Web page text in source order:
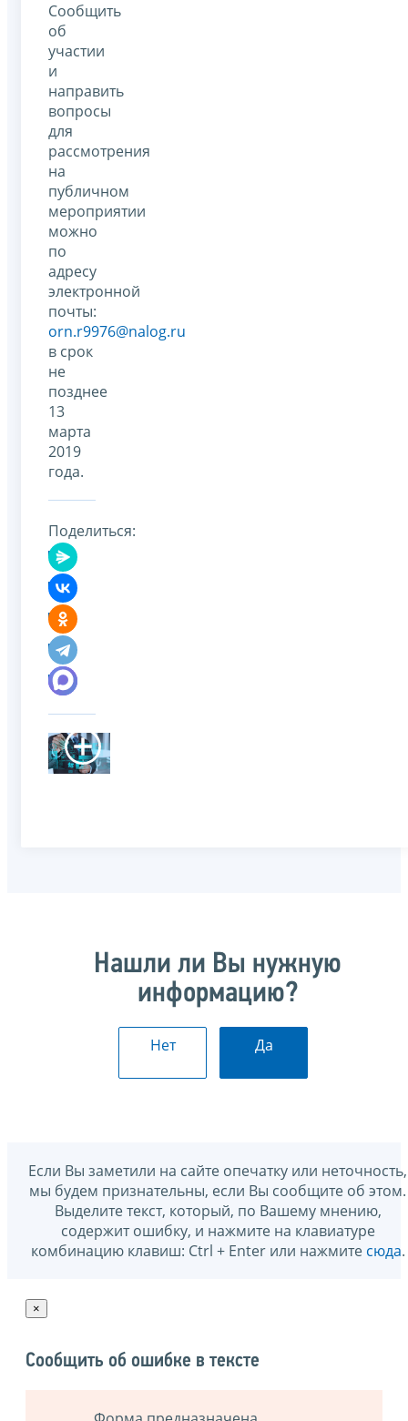
Сообщить
об
участии
и
направить
вопросы
для
рассмотрения
на
публичном
мероприятии
можно
по
адресу
электронной
почты:
orn.r9976@nalog.ru
в срок
не
позднее
13
марта
2019
года.
Поделиться:
Нашли ли Вы нужную
информацию?
Нет Да
Если Вы заметили на сайте опечатку или неточность,
мы будем признательны, если Вы сообщите об этом.
Выделите текст, который, по Вашему мнению,
содержит ошибку, и нажмите на клавиатуре
комбинацию клавиш: Ctrl + Enter или нажмите сюда.
×
Сообщить об ошибке в тексте